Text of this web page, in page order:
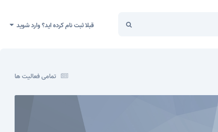
قبلا ثبت نام کرده اید؟ وارد شوید
تمامی فعالیت ها